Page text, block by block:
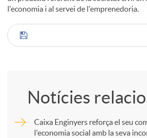
l'economia i al servei de l'emprenedoria.
C
Notícies
Caixa Enginyers reforça el seu
l'economia social amb la seva